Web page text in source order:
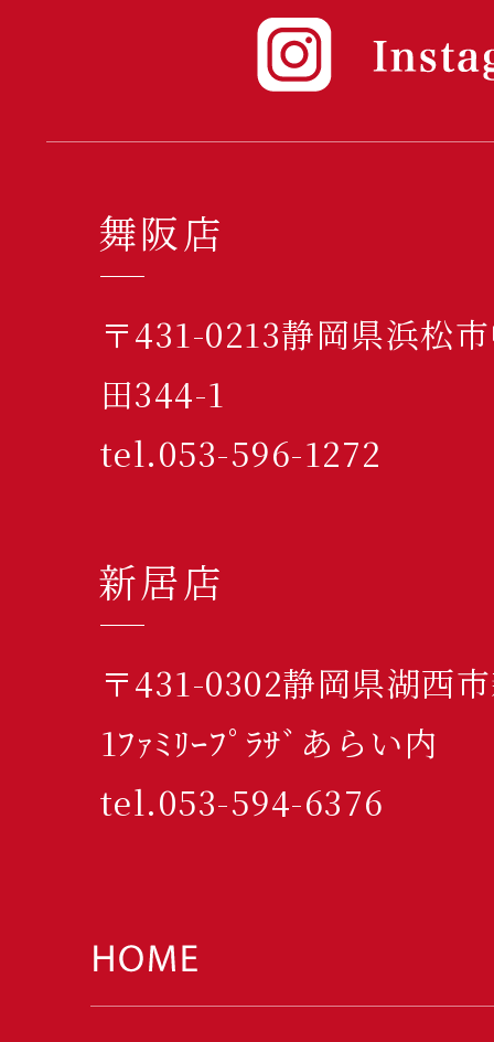
舞阪店
〒431-0213静岡県浜松
田344-1
tel.053-596-1272
新居店
〒431-0302静岡県湖西
1ﾌｧﾐﾘｰﾌﾟﾗｻﾞあらい内
tel.053-594-6376